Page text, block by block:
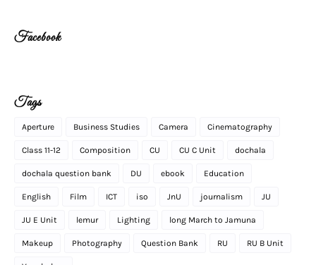
Facebook
Tags
Aperture Business Studies Camera Cinematography
Class 11-12 Composition CU CU C Unit dochala
dochala question bank DU ebook Education
English Film ICT iso JnU journalism JU
JU E Unit lemur Lighting long March to Jamuna
Makeup Photography Question Bank RU RU B Unit